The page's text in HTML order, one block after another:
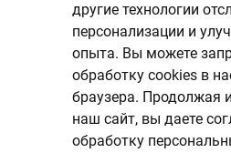
другие технологии
персонализации и
опыта. Вы можете
обработку сookies в
браузера. Продолжая
наш сайт, вы даете
обработку